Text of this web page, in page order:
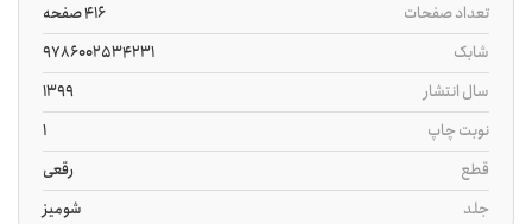
تعداد صفحات
416 صفحه
شابک
9786002534231
سال انتشار
1399
نوبت چاپ
1
قطع
رقعی
جلد
شومیز